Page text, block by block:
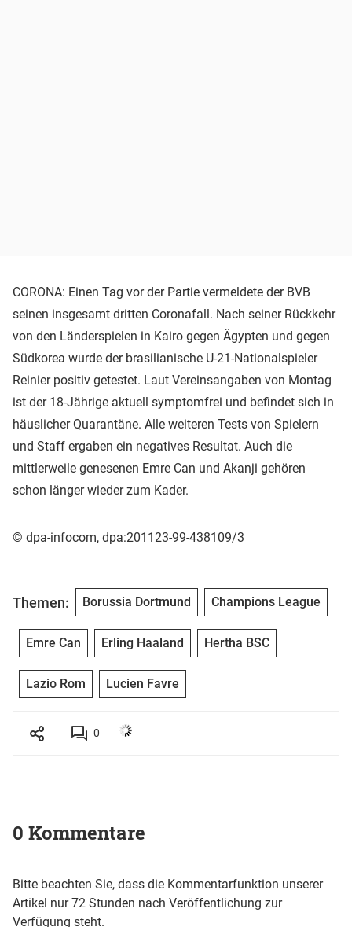
CORONA: Einen Tag vor der Partie vermeldete der BVB
seinen insgesamt dritten Coronafall. Nach seiner Rückkehr
von den Länderspielen in Kairo gegen Ägypten und gegen
Südkorea wurde der brasilianische U-21-Nationalspieler
Reinier positiv getestet. Laut Vereinsangaben von Montag
ist der 18-Jährige aktuell symptomfrei und befindet sich in
häuslicher Quarantäne. Alle weiteren Tests von Spielern
und Staff ergaben ein negatives Resultat. Auch die
mittlerweile genesenen Emre Can und Akanji gehören
schon länger wieder zum Kader.
© dpa-infocom, dpa:201123-99-438109/3
Themen: Borussia Dortmund Champions League
Emre Can Erling Haaland Hertha BSC
Lazio Rom Lucien Favre
0
0 Kommentare
Bitte beachten Sie, dass die Kommentarfunktion unserer
Artikel nur 72 Stunden nach Veröffentlichung zur
Verfügung steht.